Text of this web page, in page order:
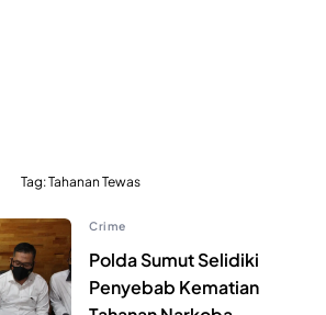
Tag:Tahanan Tewas
Crime
Polda Sumut Selidiki
Penyebab Kematian